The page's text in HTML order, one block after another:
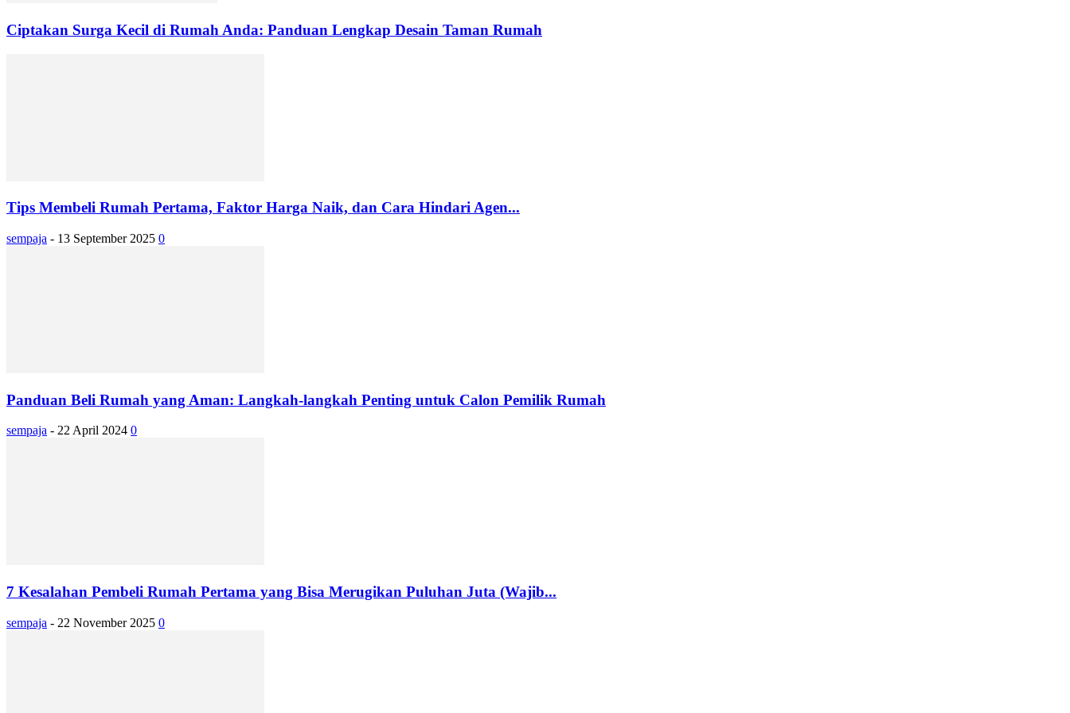
Ciptakan Surga Kecil di Rumah Anda: Panduan Lengkap Desain Taman Rumah
Tips Membeli Rumah Pertama, Faktor Harga Naik, dan Cara Hindari Agen...
sempaja - 13 September 2025 0
Panduan Beli Rumah yang Aman: Langkah-langkah Penting untuk Calon Pemilik Rumah
sempaja - 22 April 2024 0
7 Kesalahan Pembeli Rumah Pertama yang Bisa Merugikan Puluhan Juta (Wajib...
sempaja - 22 November 2025 0